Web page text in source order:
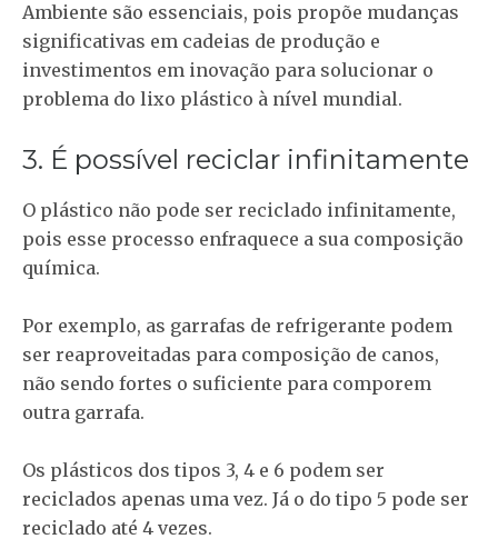
Ambiente são essenciais, pois propõe mudanças
significativas em cadeias de produção e
investimentos em inovação para solucionar o
problema do lixo plástico à nível mundial.
3. É possível reciclar infinitamente
O plástico não pode ser reciclado infinitamente,
pois esse processo enfraquece a sua composição
química.
Por exemplo, as garrafas de refrigerante podem
ser reaproveitadas para composição de canos,
não sendo fortes o suficiente para comporem
outra garrafa.
Os plásticos dos tipos 3, 4 e 6 podem ser
reciclados apenas uma vez. Já o do tipo 5 pode ser
reciclado até 4 vezes.